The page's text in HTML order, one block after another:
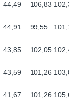
44,49 106,83
44,91 99,55
43,85 102,05
43,59 101,26
41,67 101,26